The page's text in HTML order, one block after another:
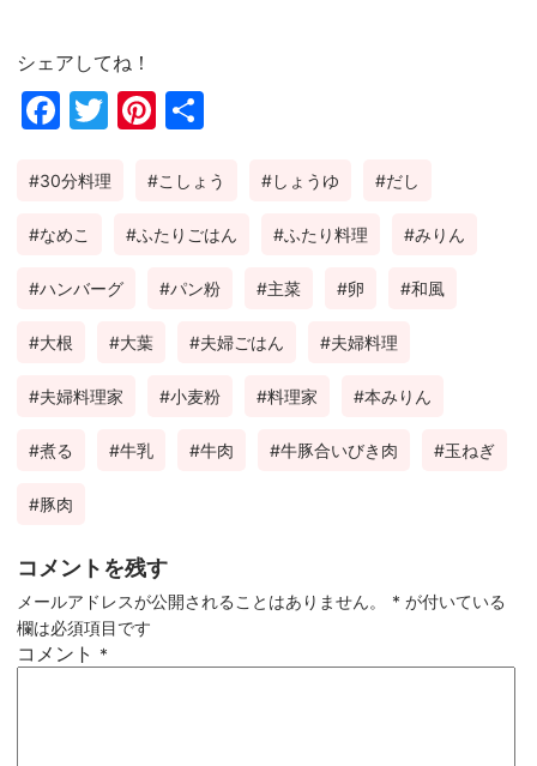
シェアしてね！
Fac
ok
Twi
Pin
est
30分料理 こしょう しょうゆ だし
なめこ ふたりごはん ふたり料理 みりん
ハンバーグ パン粉 主菜 卵 和風
大根 大葉 夫婦ごはん 夫婦料理
夫婦料理家 小麦粉 料理家 本みりん
煮る 牛乳 牛肉 牛豚合いびき肉 玉ねぎ
豚肉
コメントを残す
メールアドレスが公開されることはありません。 * が付いている
欄は必須項目です
コメント *